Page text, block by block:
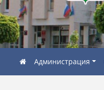
Администрация